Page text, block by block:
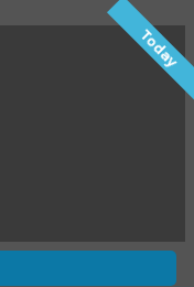
Today